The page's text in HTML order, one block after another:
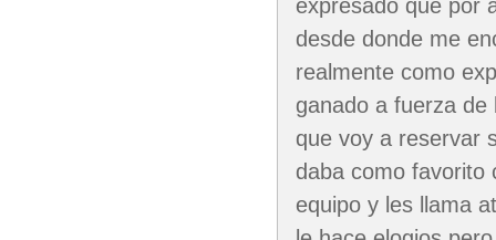
expresado que por
desde donde me
realmente como
ganado a fuerza de
que voy a reservar
daba como favorito
equipo y les llama